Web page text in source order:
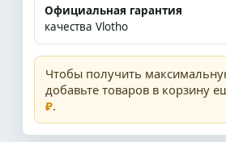
Официальная гарантия
качества Vlotho
Чтобы получить
добавьте товаров в корзину
₽.